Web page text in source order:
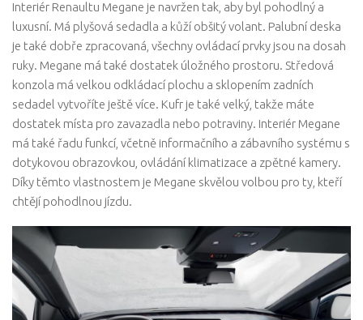
Interiér Renaultu Megane je navržen tak, aby byl pohodlný a
luxusní. Má plyšová sedadla a kůží obšitý volant. Palubní deska
je také dobře zpracovaná, všechny ovládací prvky jsou na dosah
ruky. Megane má také dostatek úložného prostoru. Středová
konzola má velkou odkládací plochu a sklopením zadních
sedadel vytvoříte ještě více. Kufr je také velký, takže máte
dostatek místa pro zavazadla nebo potraviny. Interiér Megane
má také řadu funkcí, včetně informačního a zábavního systému s
dotykovou obrazovkou, ovládání klimatizace a zpětné kamery.
Díky těmto vlastnostem je Megane skvělou volbou pro ty, kteří
chtějí pohodlnou jízdu.